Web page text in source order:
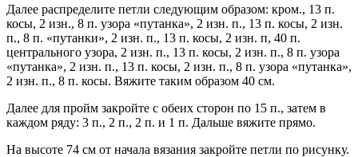
Далее распределите петли следующим образом: кром., 13 п.
косы, 2 изн., 8 п. узора «путанка», 2 изн. п., 13 п. косы, 2 изн.
п., 8 п. «путанки», 2 изн. п., 13 п. косы, 2 изн. п, 40 п.
центрального узора, 2 изн. п., 13 п. косы, 2 изн. п., 8 п. узора
«путанка», 2 изн. п., 13 п. косы, 2 изн. п., 8 п. узора «путанка»,
2 изн. п., 8 п. косы. Вяжите таким образом 40 см.
Далее для пройм закройте с обеих сторон по 15 п., затем в
каждом ряду: 3 п., 2 п., 2 п. и 1 п. Дальше вяжите прямо.
На высоте 74 см от начала вязания закройте петли по рисунку.